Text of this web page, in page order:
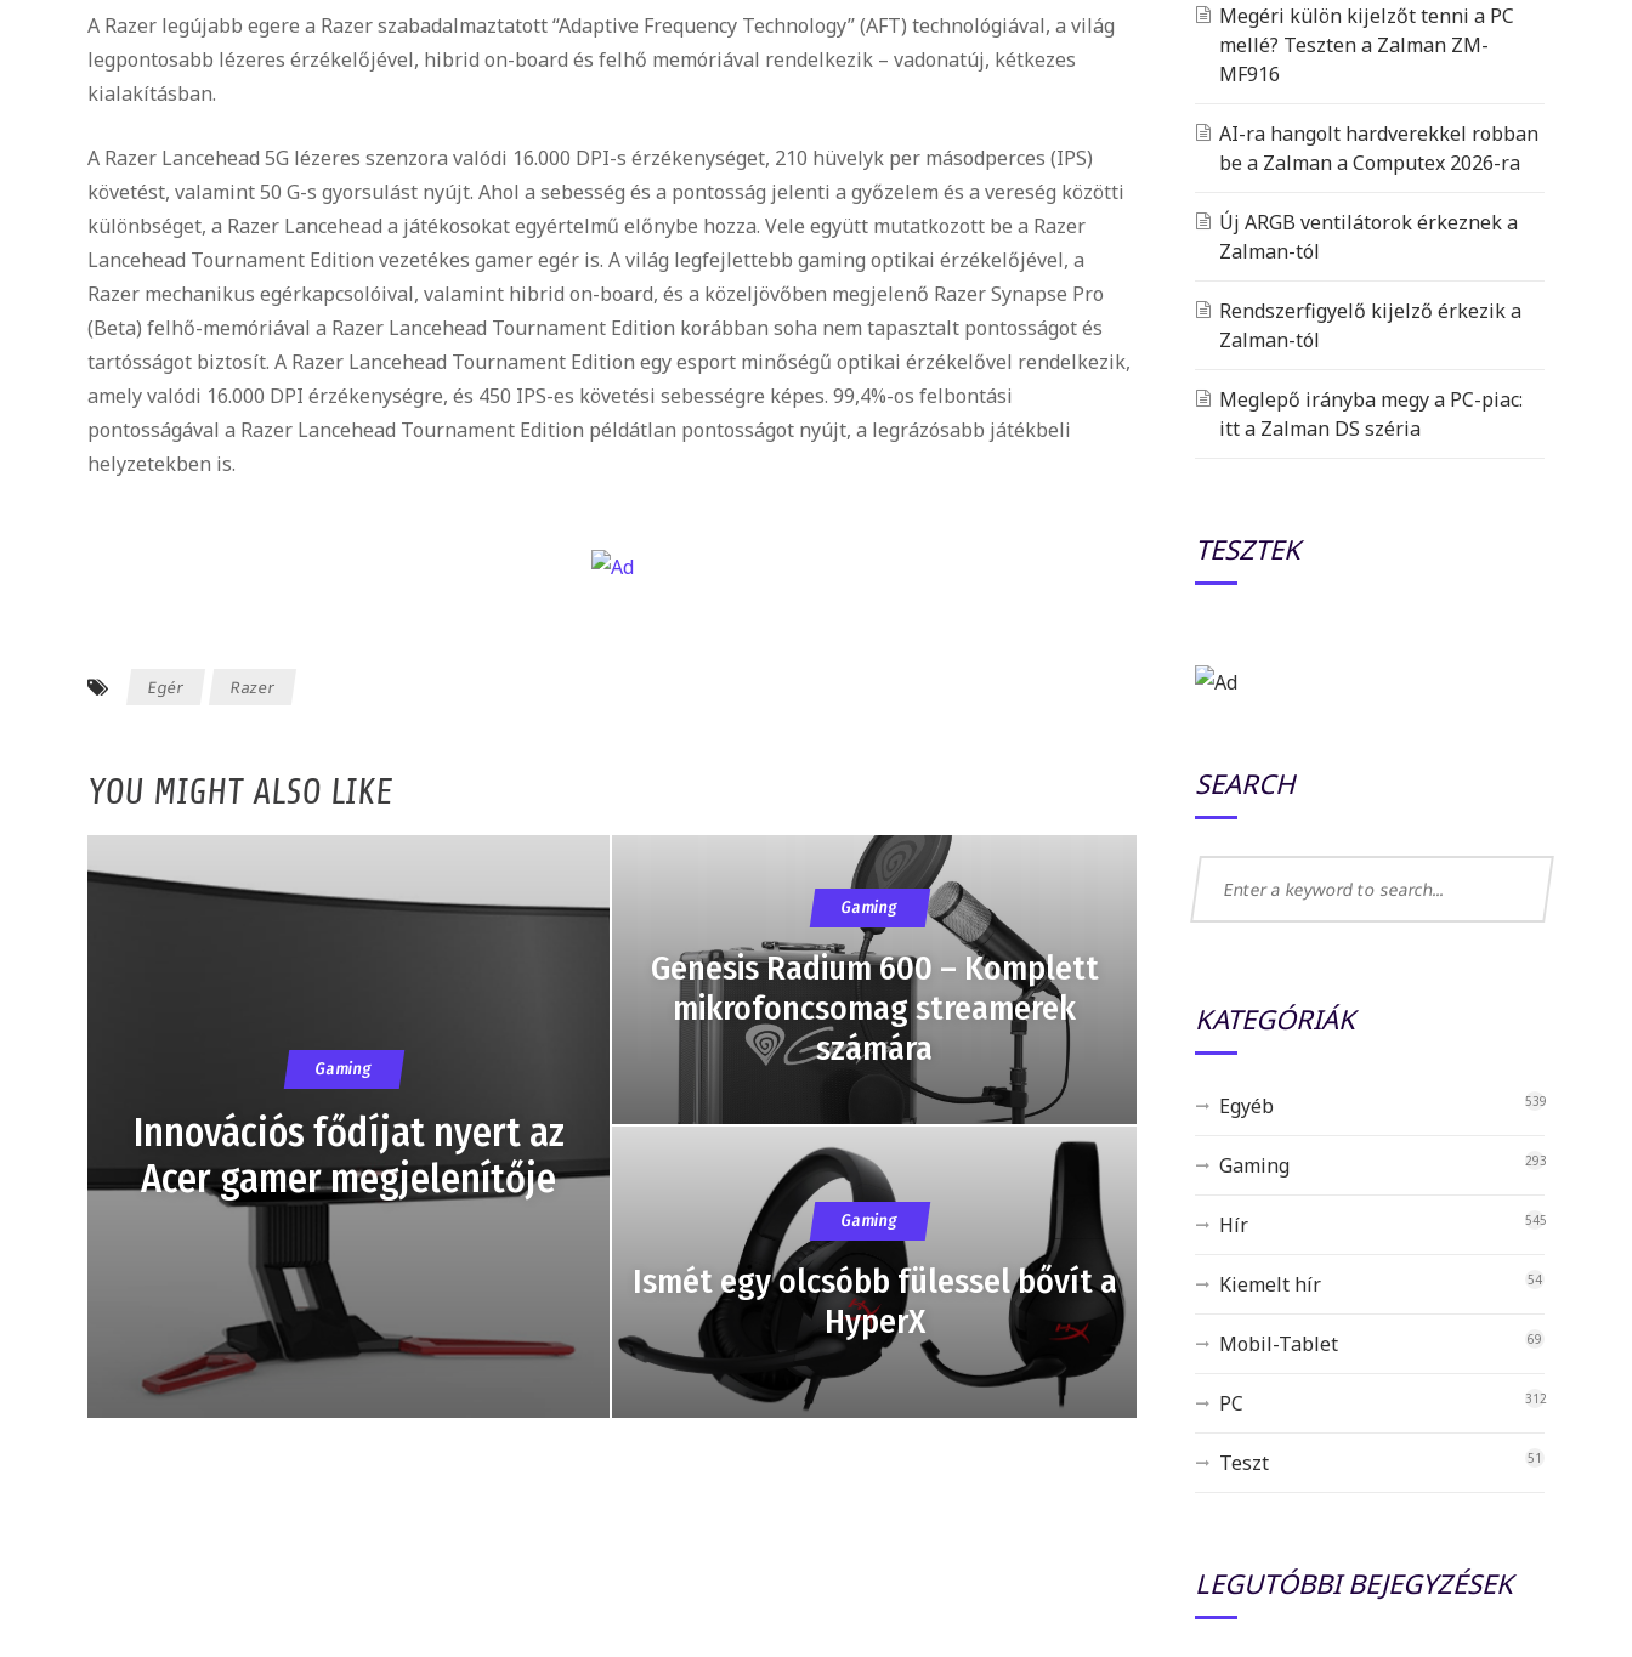
A Razer legújabb egere a Razer szabadalmaztatott “Adaptive Frequency Technology” (AFT) technológiával, a világ
legpontosabb lézeres érzékelőjével, hibrid on-board és felhő memóriával rendelkezik – vadonatúj, kétkezes
kialakításban.
A Razer Lancehead 5G lézeres szenzora valódi 16.000 DPI-s érzékenységet, 210 hüvelyk per másodperces (IPS)
követést, valamint 50 G-s gyorsulást nyújt. Ahol a sebesség és a pontosság jelenti a győzelem és a vereség közötti
különbséget, a Razer Lancehead a játékosokat egyértelmű előnybe hozza. Vele együtt mutatkozott be a Razer
Lancehead Tournament Edition vezetékes gamer egér is. A világ legfejlettebb gaming optikai érzékelőjével, a
Razer mechanikus egérkapcsolóival, valamint hibrid on-board, és a közeljövőben megjelenő Razer Synapse Pro
(Beta) felhő-memóriával a Razer Lancehead Tournament Edition korábban soha nem tapasztalt pontosságot és
tartósságot biztosít. A Razer Lancehead Tournament Edition egy esport minőségű optikai érzékelővel rendelkezik,
amely valódi 16.000 DPI érzékenységre, és 450 IPS-es követési sebességre képes. 99,4%-os felbontási
pontosságával a Razer Lancehead Tournament Edition példátlan pontosságot nyújt, a legrázósabb játékbeli
helyzetekben is.
Egér Razer
YOU MIGHT ALSO LIKE
Gaming
Innovációs fődíjat nyert az
Acer gamer megjelenítője
Gaming
Genesis Radium 600 – Komplett
mikrofoncsomag streamerek
számára
Gaming
Ismét egy olcsóbb fülessel bővít a
HyperX
Megéri külön kijelzőt tenni a PC
mellé? Teszten a Zalman ZM-
MF916
AI-ra hangolt hardverekkel robban
be a Zalman a Computex 2026-ra
Új ARGB ventilátorok érkeznek a
Zalman-tól
Rendszerfigyelő kijelző érkezik a
Zalman-tól
Meglepő irányba megy a PC-piac:
itt a Zalman DS széria
TESZTEK
SEARCH
KATEGÓRIÁK
Egyéb 539
Gaming 293
Hír 545
Kiemelt hír 54
Mobil-Tablet 69
PC 312
Teszt 51
LEGUTÓBBI BEJEGYZÉSEK